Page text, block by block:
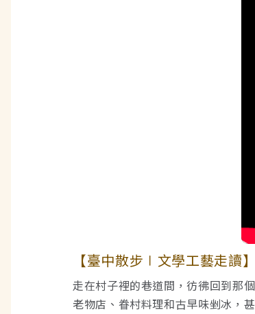
【臺中散步∣文學工藝走讀】
走在村子裡的巷道間，彷彿回到那
老物店、眷村料理和古早味剉冰，